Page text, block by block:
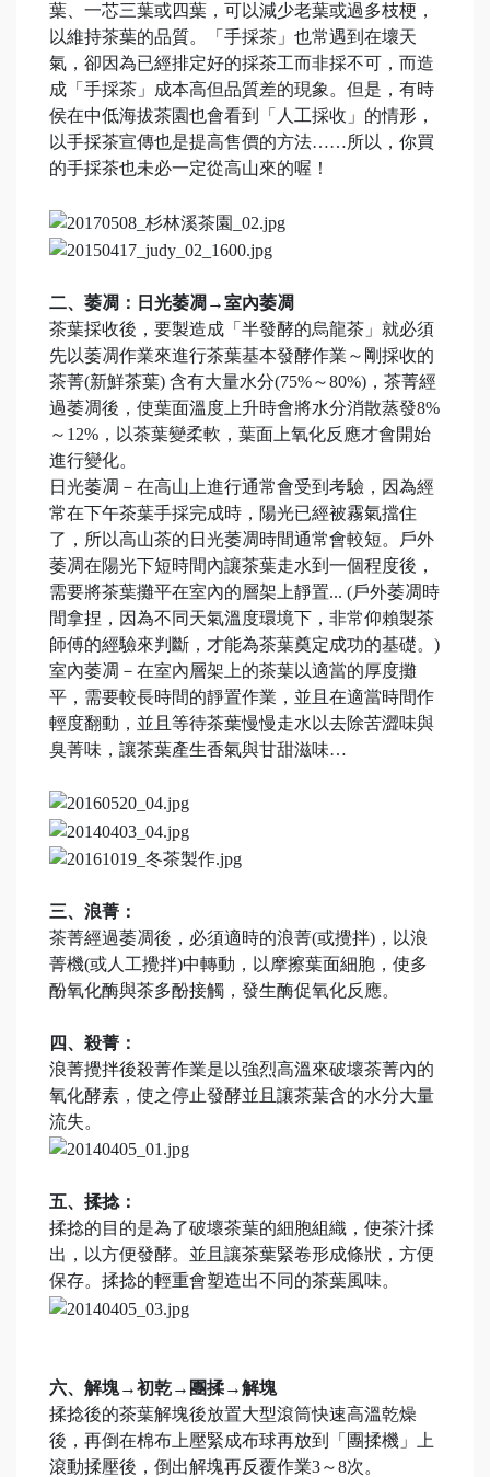
葉、一芯三葉或四葉，可以減少老葉或過多枝梗，
以維持茶葉的品質。「手採茶」也常遇到在壞天
氣，卻因為已經排定好的採茶工而非採不可，而造
成「手採茶」成本高但品質差的現象。但是，有時
侯在中低海拔茶園也會看到「人工採收」的情形，
以手採茶宣傳也是提高售價的方法……所以，你買
的手採茶也未必一定從高山來的喔！
二、萎凋：日光萎凋→室內萎凋
茶葉採收後，要製造成「半發酵的烏龍茶」就必須
先以萎凋作業來進行茶葉基本發酵作業～剛採收的
茶菁(新鮮茶葉) 含有大量水分(75%～80%)，茶菁經
過萎凋後，使葉面溫度上升時會將水分消散蒸發8%
～12%，以茶葉變柔軟，葉面上氧化反應才會開始
進行變化。
日光萎凋－在高山上進行通常會受到考驗，因為經
常在下午茶葉手採完成時，陽光已經被霧氣擋住
了，所以高山茶的日光萎凋時間通常會較短。戶外
萎凋在陽光下短時間內讓茶葉走水到一個程度後，
需要將茶葉攤平在室內的層架上靜置... (戶外萎凋時
間拿捏，因為不同天氣溫度環境下，非常仰賴製茶
師傅的經驗來判斷，才能為茶葉奠定成功的基礎。)
室內萎凋－在室內層架上的茶葉以適當的厚度攤
平，需要較長時間的靜置作業，並且在適當時間作
輕度翻動，並且等待茶葉慢慢走水以去除苦澀味與
臭菁味，讓茶葉產生香氣與甘甜滋味…
三、浪菁：
茶菁經過萎凋後，必須適時的浪菁(或攪拌)，以浪
菁機(或人工攪拌)中轉動，以摩擦葉面細胞，使多
酚氧化酶與茶多酚接觸，發生酶促氧化反應。
四、殺菁：
浪菁攪拌後殺菁作業是以強烈高溫來破壞茶菁內的
氧化酵素，使之停止發酵並且讓茶葉含的水分大量
流失。
五、揉捻：
揉捻的目的是為了破壞茶葉的細胞組織，使茶汁揉
出，以方便發酵。並且讓茶葉緊卷形成條狀，方便
保存。揉捻的輕重會塑造出不同的茶葉風味。
六、解塊→初乾→團揉→解塊
揉捻後的茶葉解塊後放置大型滾筒快速高溫乾燥
後，再倒在棉布上壓緊成布球再放到「團揉機」上
滾動揉壓後，倒出解塊再反覆作業3～8次。